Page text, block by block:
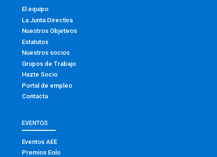
El equipo
La Junta Directiva
Nuestros Objetivos
Estatutos
Nuestros socios
Grupos de Trabajo
Hazte Socio
Portal de empleo
Contacta
EVENTOS
Eventos AEE
Premios Eolo